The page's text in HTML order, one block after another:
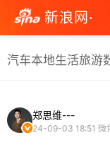
新浪网·
汽车本地生活旅游
郑思维---
24-09-03 18:51 微